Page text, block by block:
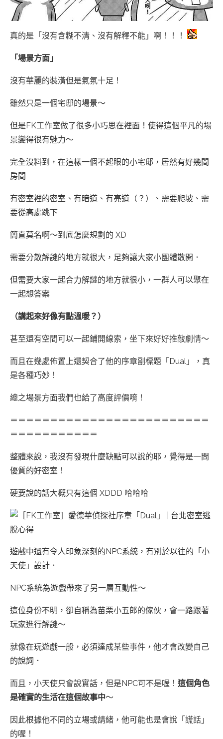
真的是「沒有含糊不清、沒有解釋不能」啊！！！
「場景方面」
沒有華麗的裝潢但是氣氛十足！
雖然只是一個宅邸的場景～
但是FK工作室做了很多小巧思在裡面！使得這個平凡的場
景變得很有魅力～
完全沒料到，在這樣一個不起眼的小宅邸，居然有好幾間
房間
有密室裡的密室、有暗道、有亮道（？）、需要爬坡、需
要從高處跳下
簡直莫名啊～到底怎麼規劃的 XD
需要分散解謎的地方就很大，足夠讓大家小團體散開．
但需要大家一起合力解謎的地方就很小，一群人可以聚在
一起想答案
（講起來好像有點溫暖？）
甚至還有空間可以一起鋪開線索，坐下來好好推敲劇情～
而且在幾處佈置上還契合了他的序章副標題「Dual」，真
是各種巧妙！
總之場景方面我們也給了高度評價唷！
＝＝＝＝＝＝＝＝＝＝＝＝＝＝＝＝＝＝＝＝＝＝＝＝＝
＝＝＝＝＝＝＝＝＝＝＝
整體來說，我沒有發現什麼缺點可以說的耶，覺得是一間
優質的好密室！
硬要說的話大概只有這個 XDDD 哈哈哈
遊戲中還有令人印象深刻的NPC系統，有別於以往的「小
天使」設計．
NPC系統為遊戲帶來了另一層互動性～
這位身份不明，卻自稱為苗栗小五郎的傢伙，會一路跟著
玩家進行解謎～
就像在玩遊戲一般，必須達成某些事件，他才會改變自己
的說詞．
而且，小天使只會說實話，但是NPC可不是喔！ 這個角色
是確實的生活在這個故事中～
因此根據他不同的立場或請緒，他可能也是會說「謊話」
的喔！